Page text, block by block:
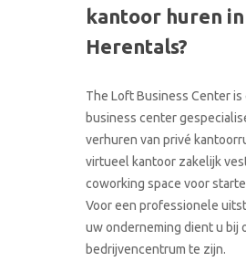
kantoor huren in
Herentals?
The Loft Business Center
business center
verhuren van privé
virtueel kantoor zakelijk
coworking space voor
Voor een professionele
uw onderneming dient u bij
bedrijvencentrum te zijn.